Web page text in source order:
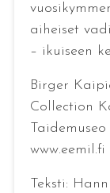
aiheiset
– ikuiseen
Birger
Collection
www.eemil.fi
Teksti: